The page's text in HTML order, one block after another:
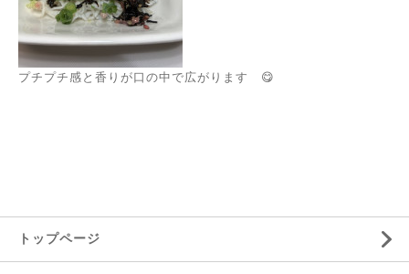
プチプチ感と香りが口の中で広がります 😋
トップページ